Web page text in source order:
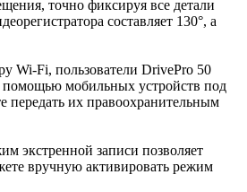
точно фиксируя все детали
составляет 130°, а
Wi-Fi, пользователи DrivePro 50
помощью мобильных устройств под
передать их правоохранительным
экстренной записи позволяет
вручную активировать режим